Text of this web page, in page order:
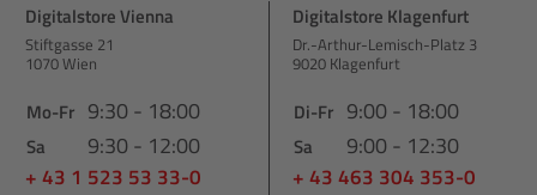
Digitalstore Vienna
Stiftgasse 21
1070 Wien
Mo-Fr 9:30 - 18:00
Sa 9:30 - 12:00
+ 43 1 523 53 33-0
Digitalstore Klagenfurt
Dr.-Arthur-Lemisch-Platz 3
9020 Klagenfurt
Di-Fr 9:00 - 18:00
Sa 9:00 - 12:30
+ 43 463 304 353-0